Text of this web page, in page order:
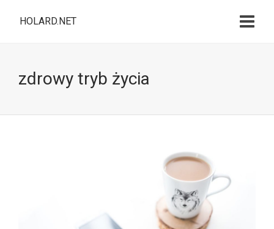
HOLARD.NET
zdrowy tryb życia